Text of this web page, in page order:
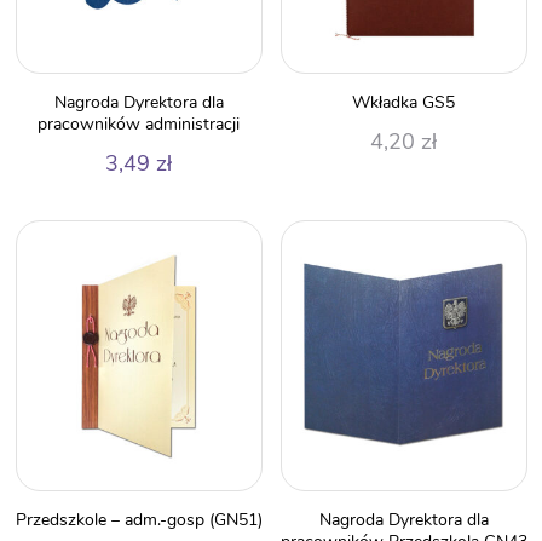
Nagroda Dyrektora dla
pracowników administracji
3,49 zł
Wkładka GS5
4,20 zł
Przedszkole – adm.-gosp (GN51)
Nagroda Dyrektora dla